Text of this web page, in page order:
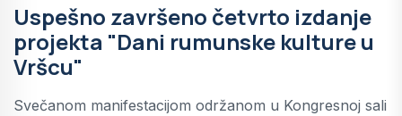
Uspešno završeno četvrto izdanje
projekta "Dani rumunske kulture u
Vršcu"
Svečanom manifestacijom održanom u Kongresnoj sali